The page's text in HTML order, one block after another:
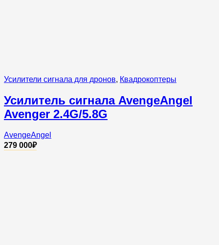
Усилители сигнала для дронов, Квадрокоптеры
Усилитель сигнала AvengeAngel
Avenger 2.4G/5.8G
AvengeAngel
279 000₽